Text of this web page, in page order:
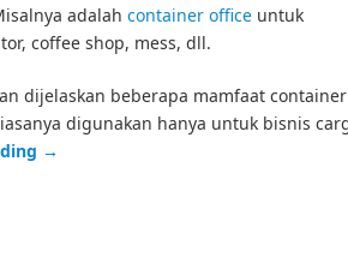
adalah container office untuk
coffee shop, mess, dll.
dijelaskan beberapa mamfaat container
digunakan hanya untuk bisnis
→